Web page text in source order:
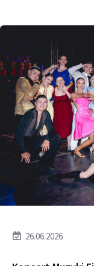
26.06.2026